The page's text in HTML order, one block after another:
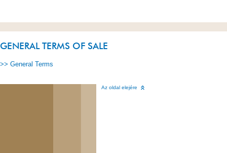
GENERAL TERMS OF SALE
>> General Terms
Az oldal elejére